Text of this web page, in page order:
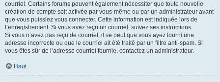
courriel. Certains forums peuvent également nécessiter que toute nouvelle
création de compte soit activée par vous-même ou par un administrateur avant
que vous puissiez vous connecter. Cette information est indiquée lors de
l’enregistrement. Si vous avez reçu un courriel, suivez ses instructions.
Si vous n’avez pas reçu de courriel, il se peut que vous ayez fourni une
adresse incorrecte ou que le courriel ait été traité par un filtre anti-spam. Si
vous êtes sûr de l’adresse courriel fournie, contactez un administrateur.
Haut